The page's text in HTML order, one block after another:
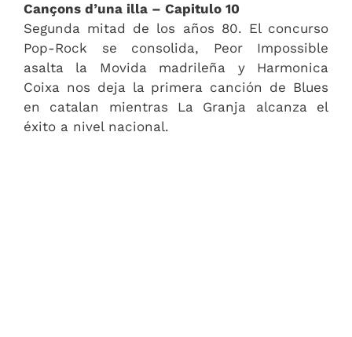
Cançons d’una illa – Capitulo 10
Segunda mitad de los años 80. El concurso
Pop-Rock se consolida, Peor Impossible
asalta la Movida madrileña y Harmonica
Coixa nos deja la primera canción de Blues
en catalan mientras La Granja alcanza el
éxito a nivel nacional.